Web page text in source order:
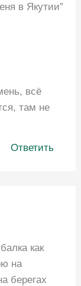
в Якутии”
всё
там не
Ответить
как
на
берегах